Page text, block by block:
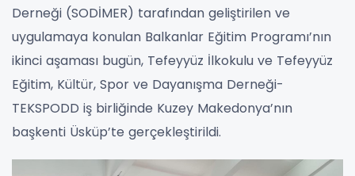
Derneği (SODİMER) tarafından geliştirilen ve
uygulamaya konulan Balkanlar Eğitim Programı’nın
ikinci aşaması bugün, Tefeyyüz İlkokulu ve Tefeyyüz
Eğitim, Kültür, Spor ve Dayanışma Derneği-
TEKSPODD iş birliğinde Kuzey Makedonya’nın
başkenti Üsküp’te gerçekleştirildi.